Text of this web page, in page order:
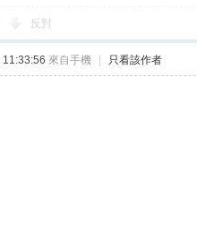
反對
來自手機 只看該作者